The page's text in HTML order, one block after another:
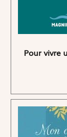
Pour vivre